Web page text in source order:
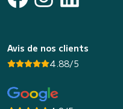
Avis de nos clients
4.88/5